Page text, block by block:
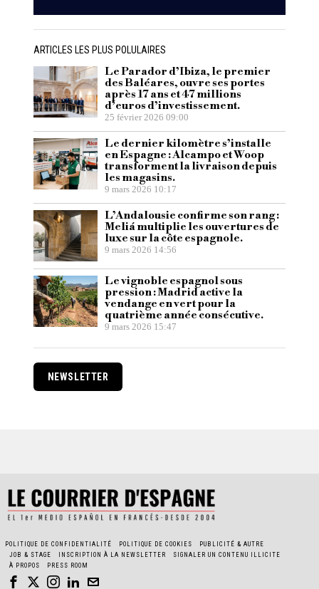
ARTICLES LES PLUS POLULAIRES
Le Parador d’Ibiza, le premier
des Baléares, ouvre ses portes
après 17 ans et 47 millions
d’euros d’investissement.
25 février 2026 09:00
Le dernier kilomètre s’installe
en Espagne : Alcampo et Woop
transforment la livraison depuis
les magasins.
9 mars 2026 10:17
L’Andalousie confirme son rang :
Meliá multiplie les ouvertures de
luxe sur la côte espagnole.
9 mars 2026 14:56
Le vignoble espagnol sous
pression : Madrid active la
vendange en vert pour la
quatrième année consécutive.
9 mars 2026 15:47
NEWSLETTER
POLITIQUE DE CONFIDENTIALITÉ POLITIQUE DE COOKIES
PUBLICITÉ & AUTRE
JOB & STAGE
INSCRIPTION À LA NEWSLETTER
SIGNALER UN CONTENU ILLICITE
À PROPOS
PRESS ROOM